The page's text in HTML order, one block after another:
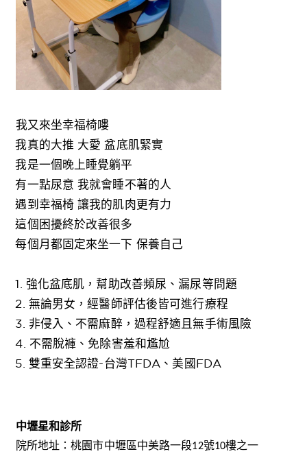
我又來坐幸福椅嘍
我真的大推 大愛 盆底肌緊實
我是一個晚上睡覺躺平
有一點尿意 我就會睡不著的人
遇到幸福椅 讓我的肌肉更有力
這個困擾終於改善很多
每個月都固定來坐一下 保養自己
1. 強化盆底肌，幫助改善頻尿、漏尿等問題
2. 無論男女，經醫師評估後皆可進行療程
3. 非侵入、不需麻醉，過程舒適且無手術風險
4. 不需脫褲、免除害羞和尷尬
5. 雙重安全認證-台灣TFDA、美國FDA
中壢星和診所
院所地址：桃園市中壢區中美路一段12號10樓之一